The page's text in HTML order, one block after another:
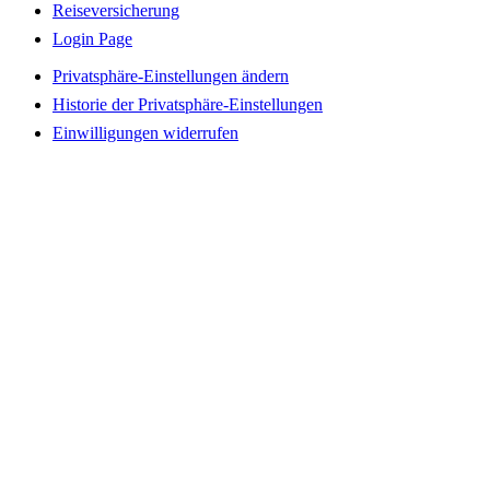
Reiseversicherung
Login Page
Privatsphäre-Einstellungen ändern
Historie der Privatsphäre-Einstellungen
Einwilligungen widerrufen